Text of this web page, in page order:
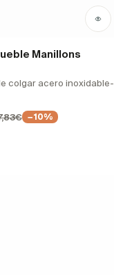
Manillons
colgar acero inoxidable-
−10%